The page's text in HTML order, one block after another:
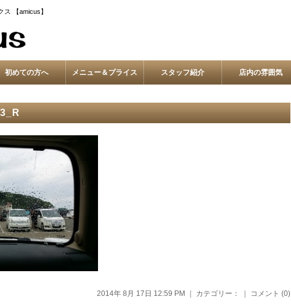
ス 【amicus】
初めての方へ メニュー＆プライス スタッフ紹介 店内の雰囲気
2014年 8月 17日 12:59 PM ｜ カテゴリー： ｜ コメント (0)